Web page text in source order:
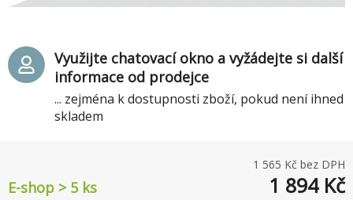
1 565 Kč bez DPH
E-shop > 5 ks 1 894Kč
Využijte chatovací okno a vyžádejte si další
informace od prodejce
... zejména k dostupnosti zboží, pokud není ihned
skladem